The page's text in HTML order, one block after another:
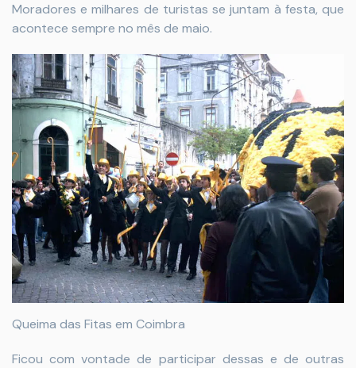
Moradores e milhares de turistas se juntam à festa, que
acontece sempre no mês de maio.
Queima das Fitas em Coimbra
Ficou com vontade de participar dessas e de outras